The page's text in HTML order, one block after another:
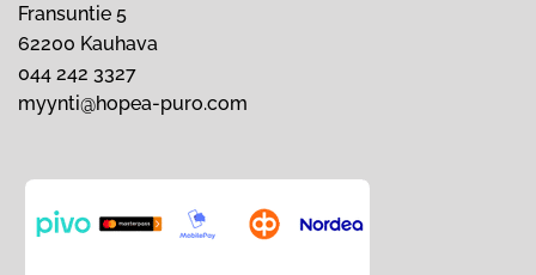
Fransuntie 5
62200 Kauhava
044 242 3327
myynti@hopea-puro.com